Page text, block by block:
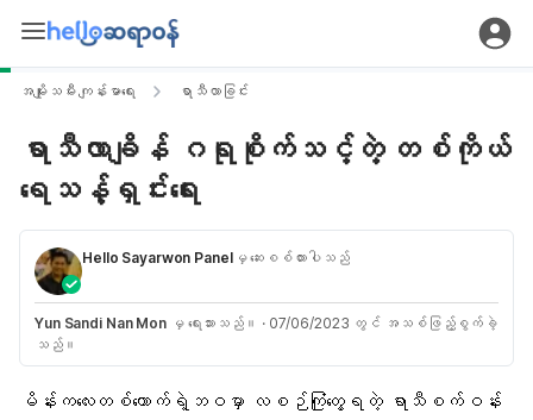
အမျိုးသမီး ကျန်းမာရေး ရာသီလာခြင်း
ရာသီလာချိန် ဂရုစိုက်သင့်တဲ့ တစ်ကိုယ်
ရေသန့်ရှင်းရေး
Hello Sayarwon Panelမှ ဆေးစစ်ထားပါသည်
Yun Sandi Nan Monမှ ရေးသားသည်။ · 07/06/2023 တွင် အသစ်ဖြည့်စွက်ခဲ့
သည်။
မိန်းကလေးတစ်ယောက်ရဲ့ဘဝမှာ လစဉ်ကြုံတွေ့ရတဲ့ ရာသီစက်ဝန်း